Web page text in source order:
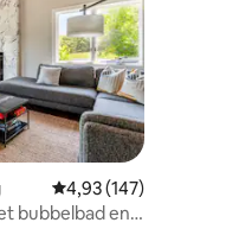
116 recensies
Gemiddelde
4,93 (147)
bubbelbad en